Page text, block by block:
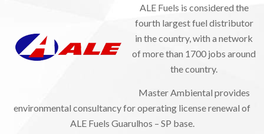
ALE Fuels is considered the
fourth largest fuel distributor
in the country, with a network
of more than 1700 jobs around
the country.
Master Ambiental provides
environmental consultancy for operating license renewal of
ALE Fuels Guarulhos – SP base.